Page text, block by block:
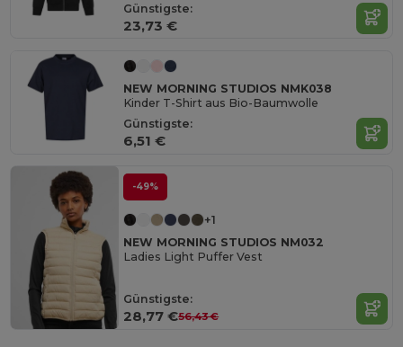
Günstigste:
23,73 €
NEW MORNING STUDIOS NMK038
Kinder T-Shirt aus Bio-Baumwolle
Günstigste:
6,51 €
-49%
+1
NEW MORNING STUDIOS NM032
Ladies Light Puffer Vest
Günstigste:
28,77 €56,43 €